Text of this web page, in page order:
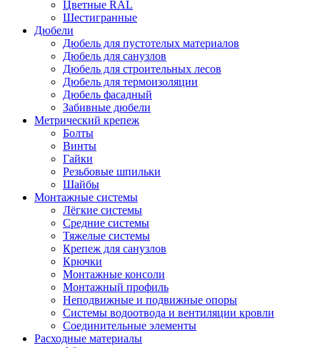
Цветные RAL
Шестигранные
Дюбели
Дюбель для пустотелых материалов
Дюбель для санузлов
Дюбель для строительных лесов
Дюбель для термоизоляции
Дюбель фасадный
Забивные дюбели
Метрический крепеж
Болты
Винты
Гайки
Резьбовые шпильки
Шайбы
Монтажные системы
Лёгкие системы
Средние системы
Тяжелые системы
Крепеж для санузлов
Крючки
Монтажные консоли
Монтажный профиль
Неподвижные и подвижные опоры
Системы водоотвода и вентиляции кровли
Соединительные элементы
Расходные материалы